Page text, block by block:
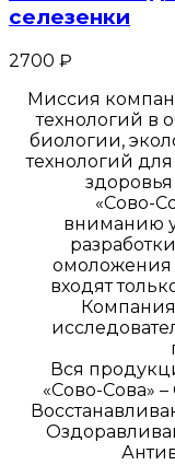
селезенки
2700 ₽
Миссия
технологий в
биологии,
технологий
«Сово-
вниманию
омоложения
входят
Вся
«Сово-Сова»